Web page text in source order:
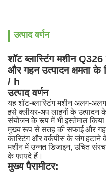
उत्पाद वर्णन
शॉट ब्लास्टिंग मशीन
और गहन उत्पादन क्षमता के
/ h
उत्पाद वर्णन
यह शॉट-ब्लास्टिंग मशीन अलग-
इसे क्लीयर-अप लाइनों के उत्पादन
संयोजन के रूप में भी इस्तेमाल
मुख्य रूप से सतह की सफाई और
कास्टिंग और वर्कपीस के जंग हटाने
मशीन में उन्नत डिजाइन, उचित
के फायदे हैं।
मुख्य पैरामीटर: